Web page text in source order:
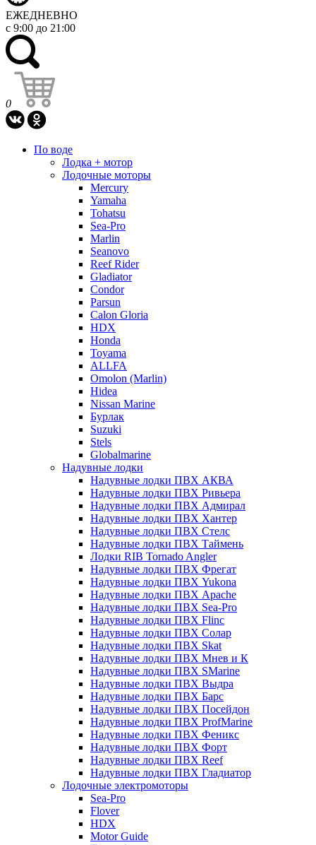
ЕЖЕДНЕВНО
с 9:00 до 21:00
0
По воде
Лодка + мотор
Лодочные моторы
Mercury
Yamaha
Tohatsu
Sea-Pro
Marlin
Seanovo
Reef Rider
Gladiator
Condor
Parsun
Calon Gloria
HDX
Honda
Toyama
ALLFA
Omolon (Marlin)
Hidea
Nissan Marine
Бурлак
Suzuki
Stels
Globalmarine
Надувные лодки
Надувные лодки ПВХ АКВА
Надувные лодки ПВХ Ривьера
Надувные лодки ПВХ Адмирал
Надувные лодки ПВХ Хантер
Надувные лодки ПВХ Стелс
Надувные лодки ПВХ Таймень
Лодки RIB Tornado Angler
Надувные лодки ПВХ Фрегат
Надувные лодки ПВХ Yukona
Надувные лодки ПВХ Apache
Надувные лодки ПВХ Sea-Pro
Надувные лодки ПВХ Flinc
Надувные лодки ПВХ Солар
Надувные лодки ПВХ Skat
Надувные лодки ПВХ Мнев и К
Надувные лодки ПВХ SMarine
Надувные лодки ПВХ Выдра
Надувные лодки ПВХ Барс
Надувные лодки ПВХ Посейдон
Надувные лодки ПВХ ProfMarine
Надувные лодки ПВХ Феникс
Надувные лодки ПВХ Форт
Надувные лодки ПВХ Reef
Надувные лодки ПВХ Гладиатор
Лодочные электромоторы
Sea-Pro
Flover
HDX
Motor Guide